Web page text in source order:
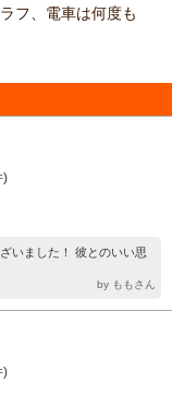
フ、電車は何度も
)
いました！ 彼とのいい思
by ももさん
)